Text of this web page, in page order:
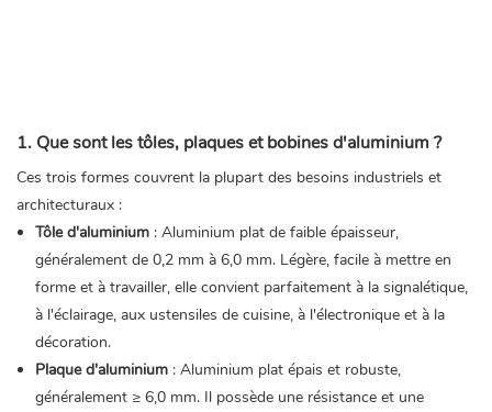
1. Que sont les tôles, plaques et bobines d'aluminium ?
Ces trois formes couvrent la plupart des besoins industriels et
architecturaux :
Tôle d'aluminium: Aluminium plat de faible épaisseur,
généralement de 0,2 mm à 6,0 mm. Légère, facile à mettre en
forme et à travailler, elle convient parfaitement à la signalétique,
à l'éclairage, aux ustensiles de cuisine, à l'électronique et à la
décoration.
Plaque d'aluminium: Aluminium plat épais et robuste,
généralement ≥ 6,0 mm. Il possède une résistance et une